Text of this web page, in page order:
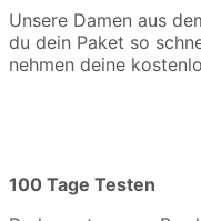
Unsere Damen aus
du dein Paket so
nehmen deine
100 Tage Testen